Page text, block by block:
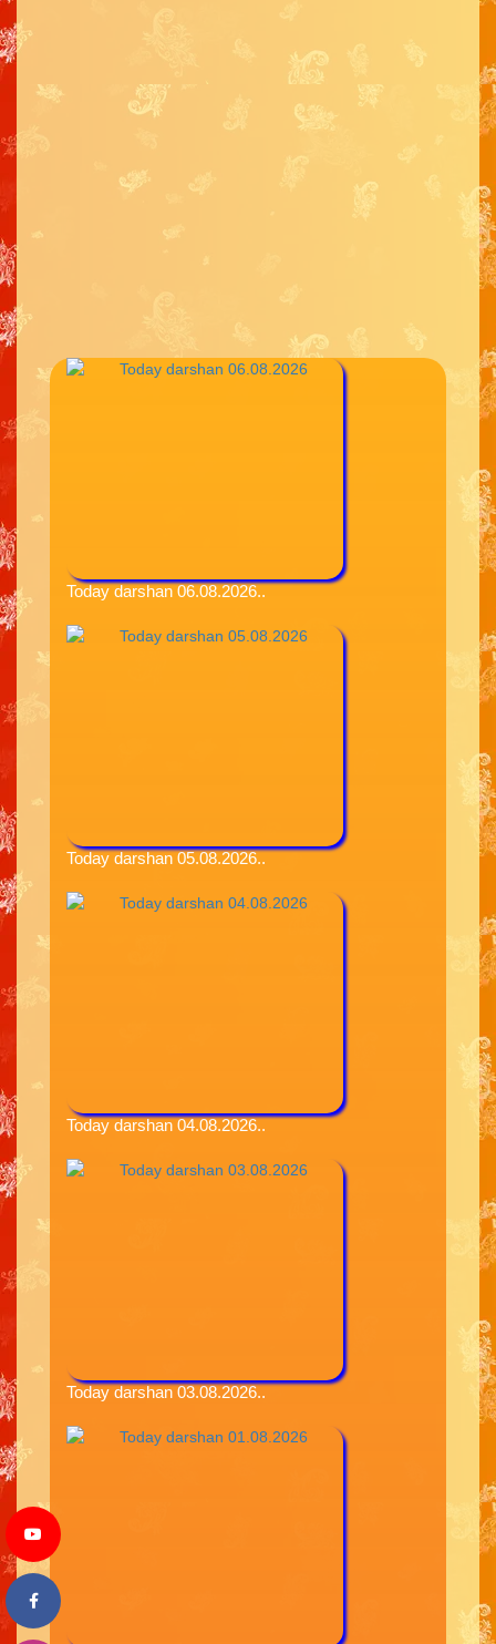
Today darshan 06.08.2026..
Today darshan 05.08.2026..
Today darshan 04.08.2026..
Today darshan 03.08.2026..